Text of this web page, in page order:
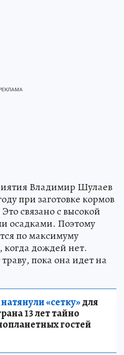
Владимир Шулаев
при заготовке кормов
связано с высокой
осадками. Поэтому
по максимуму
когда дождей нет.
пока она идет на
«сетку»для
13 лет тайно
гостей